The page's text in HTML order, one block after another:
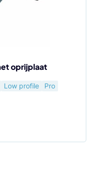
oprijplaat
Low profile Pro